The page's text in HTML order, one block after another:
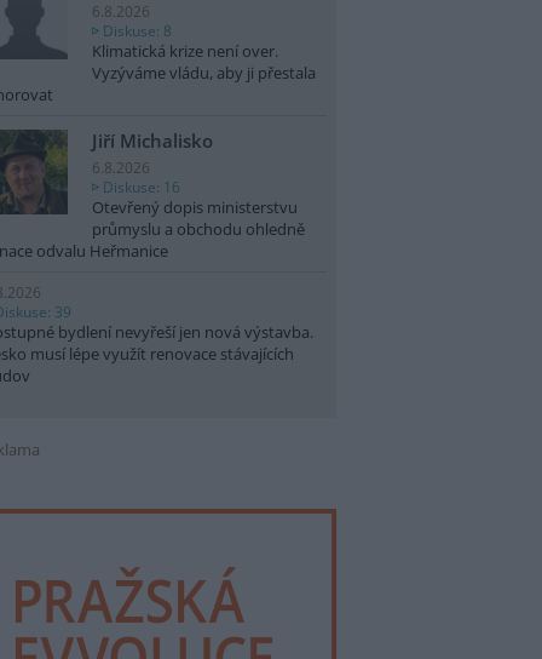
6.8.2026
Diskuse: 8
Klimatická krize není over.
Vyzýváme vládu, aby ji přestala
Jiří Michalisko
6.8.2026
Diskuse: 16
Otevřený dopis ministerstvu
průmyslu a obchodu ohledně
odvalu Heřmanice
39
bydlení nevyřeší jen nová výstavba.
musí lépe využít renovace stávajících